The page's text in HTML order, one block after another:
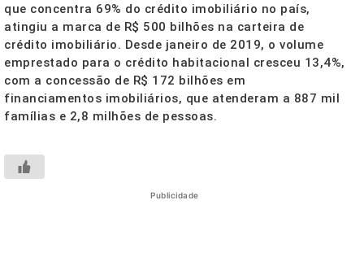
que concentra 69% do crédito imobiliário no país,
atingiu a marca de R$ 500 bilhões na carteira de
crédito imobiliário. Desde janeiro de 2019, o volume
emprestado para o crédito habitacional cresceu 13,4%,
com a concessão de R$ 172 bilhões em
financiamentos imobiliários, que atenderam a 887 mil
famílias e 2,8 milhões de pessoas.
Publicidade